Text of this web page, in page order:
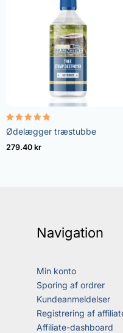
Vurderet
5.00
ud af 5
Ødelægger træstubbe
279.40 kr
Navigation
Min konto
Sporing af ordrer
Kundeanmeldelser
Registrering af
Affiliate-dashboard